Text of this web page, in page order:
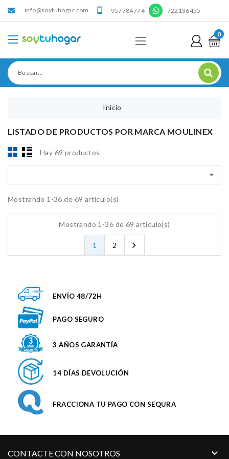
info@soytuhogar.com  957784774 ' 722136455
0
Inicio
LISTADO DE PRODUCTOS POR MARCA MOULINEX
Hay 69 productos.

Mostrando 1-36 de 69 artículo(s)
Mostrando 1-36 de 69 artículo(s)
1 2 
ENVÍO 48/72H
PAGO SEGURO
3 AÑOS GARANTÍA
14 DÍAS DEVOLUCIÓN
FRACCIONA TU PAGO CON SEQURA
CONTACTE CON NOSOTROS 